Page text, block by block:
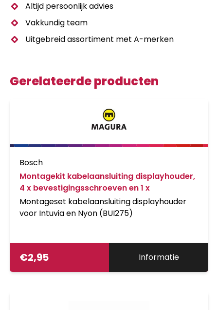
Altijd persoonlijk advies
Vakkundig team
Uitgebreid assortiment met A-merken
Gerelateerde producten
Bosch
Montagekit kabelaansluiting displayhouder,
4 x bevestigingsschroeven en 1 x
Montageset kabelaansluiting displayhouder
voor Intuvia en Nyon (BUI275)
€2,95 Informatie